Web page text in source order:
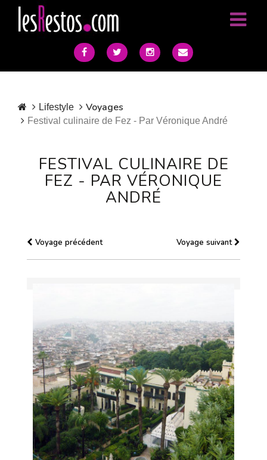
Lifestyle Voyages
Festival culinaire de Fez - Par Véronique André
FESTIVAL CULINAIRE DE
FEZ - PAR VÉRONIQUE
ANDRÉ
Voyage précédent Voyage suivant